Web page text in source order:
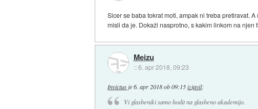
Sicer se baba tokrat moti, ampak ni treba pretiravat.
misli da je. Dokaži nasprotno, s kakim linkom na njen
Meizu
::6. apr 2018, 09:23
Invictus je6. apr 2018 ob 09:15 izjavil:
Vi glasbeniki samo hodit na glasbeno akademijo.